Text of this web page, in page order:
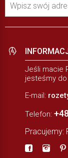
Wpisz swój
Jeśli macie
jesteśmy
E-mail:
Telefon:
Pracujemy: